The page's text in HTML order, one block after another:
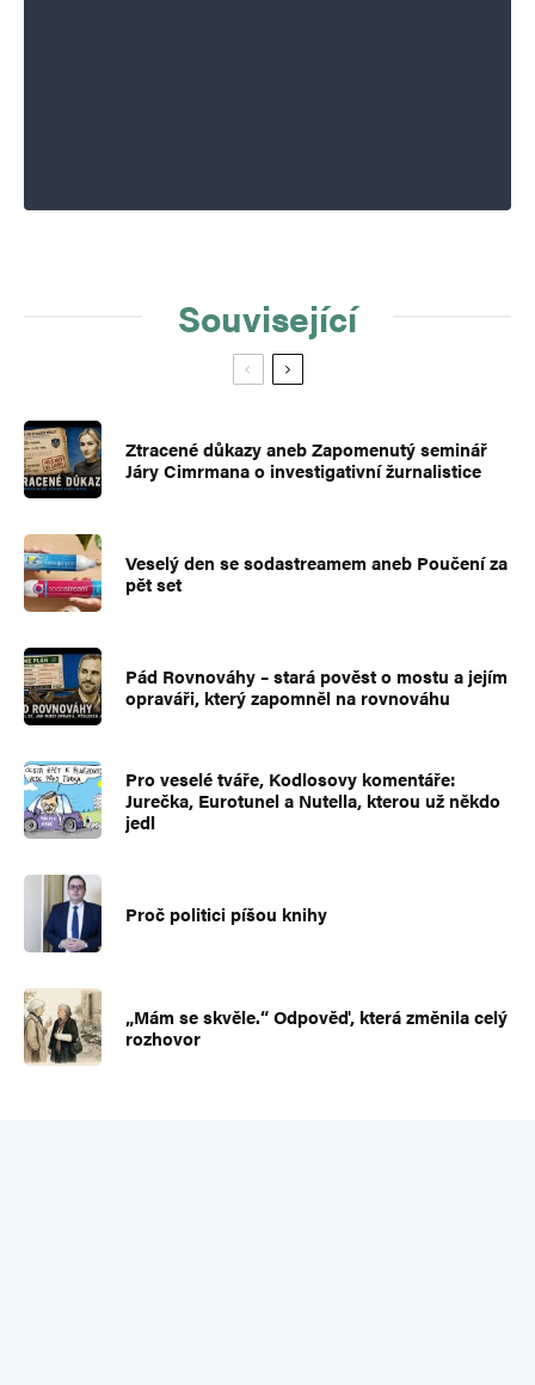
Související
Ztracené důkazy aneb Zapomenutý seminář
Járy Cimrmana o investigativní žurnalistice
Veselý den se sodastreamem aneb Poučení za
pět set
Pád Rovnováhy – stará pověst o mostu a jejím
opraváři, který zapomněl na rovnováhu
Pro veselé tváře, Kodlosovy komentáře:
Jurečka, Eurotunel a Nutella, kterou už někdo
jedl
Proč politici píšou knihy
„Mám se skvěle.“ Odpověď, která změnila celý
rozhovor